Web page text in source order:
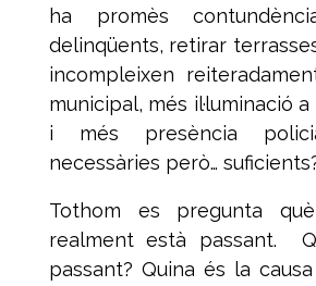
ha promès
delinqüents, retirar
incompleixen
municipal, més il·luminació
i més presència
necessàries però…
Tothom es pregunta
realment està passant.
passant? Quina és la